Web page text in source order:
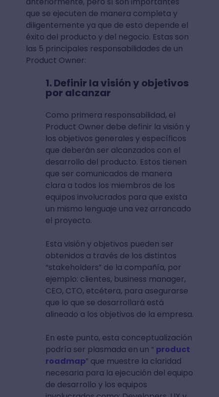
que se ejecuten de manera completa y
diligentemente ya que de esto depende el
éxito del producto y del negocio. Estas son
las 5 principales responsabilidades de un
Product Owner:
1. Definir la visión y objetivos
por alcanzar
Como primera responsabilidad, el
Product Owner debe definir la visión y
los objetivos generales y específicos
que deberán ser alcanzados con el
desarrollo del producto. Estos tienen
que ser comunicados de manera
clara a todos los miembros de los
equipos involucrados para que exista
un mismo lenguaje una vez arrancado
el proyecto.
Esta visión y objetivos pueden ser
obtenidos a través de los distintos
“stakeholders” de la compañía, por
ejemplo: clientes, business manager,
CEO, CTO, etcétera, para asegurarse
que lo que se desarrollará está
alineado a los objetivos de la empresa.
En este punto, esta conceptualización
podría ser plasmada en un “ product
roadmap” que muestre la claridad
necesaria para la ejecución del equipo
de desarrollo y los equipos